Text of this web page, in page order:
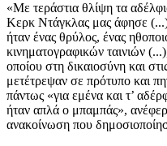
«Με τεράστια θλίψη τα
Κερκ Ντάγκλας μας άφησε
ήταν ένας θρύλος, ένας
κινηματογραφικών ταινιών
οποίου στη δικαιοσύνη και
μετέτρεψαν σε πρότυπο και
πάντως «για εμένα και τ’
ήταν απλά ο μπαμπάς»,
ανακοίνωση που